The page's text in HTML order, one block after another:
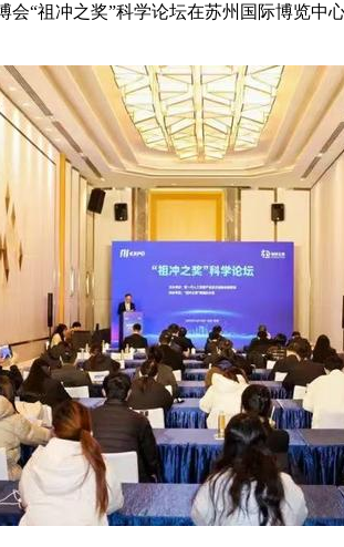
“祖冲之奖”科学论坛在苏州国际博览中